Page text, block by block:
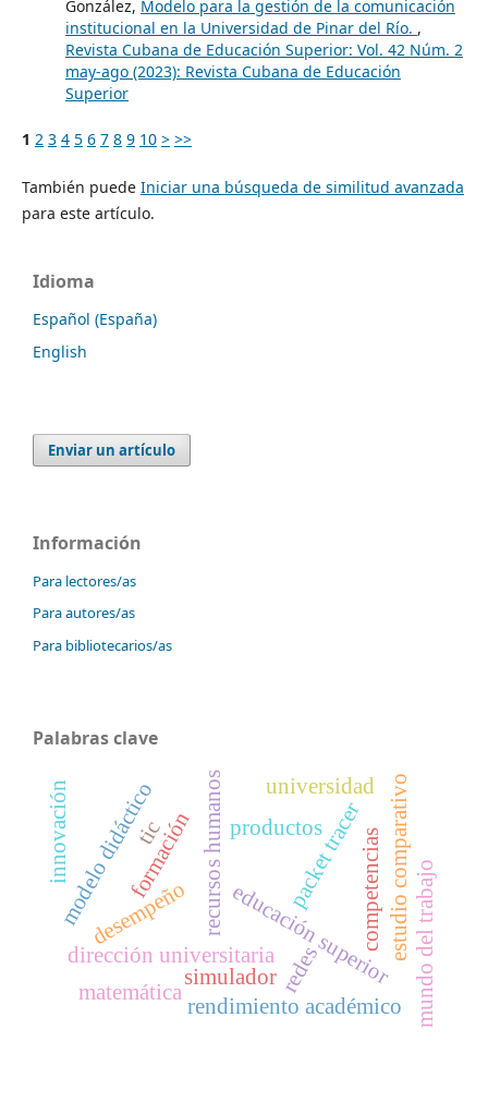
González, Modelo para la gestión de la comunicación
institucional en la Universidad de Pinar del Río. ,
Revista Cubana de Educación Superior: Vol. 42 Núm. 2
may-ago (2023): Revista Cubana de Educación
Superior
1 2 3 4 5 6 7 8 9 10 > >>
También puede Iniciar una búsqueda de similitud avanzada
para este artículo.
Idioma
Español (España)
English
Enviar un artículo
Información
Para lectores/as
Para autores/as
Para bibliotecarios/as
Palabras clave
desempeño educación superior
formación
dirección universitaria estudio comparativo
recursos humanos
simulador
packet tracer
redes
tic
mundo del trabajo
matemática
universidad
modelo didáctico productos
competencias
innovación
rendimiento académico